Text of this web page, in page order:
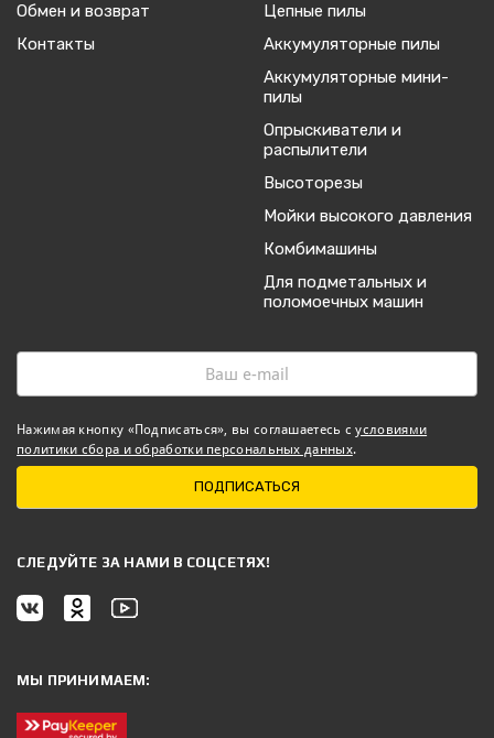
Обмен и возврат
Контакты
Цепные пилы
Аккумуляторные пилы
Аккумуляторные мини-
пилы
Опрыскиватели и
распылители
Высоторезы
Мойки высокого давления
Комбимашины
Для подметальных и
поломоечных машин
Нажимая кнопку «Подписаться», вы соглашаетесь сусловиями
политики сбора и обработки персональных данных.
ПОДПИСАТЬСЯ
CЛЕДУЙТЕ ЗА НАМИ В СОЦСЕТЯХ!
МЫ ПРИНИМАЕМ: